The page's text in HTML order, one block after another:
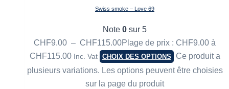
Swiss smoke – Love 69
Note 0 sur 5
CHF9.00 – CHF115.00Plage de prix : CHF9.00 à
CHF115.00
Inc. Vat CHOIX DES OPTIONS
Ce produit a
plusieurs variations. Les options peuvent être choisies
sur la page du produit